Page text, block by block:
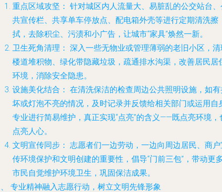
重点区域攻坚： 针对城区内人流量大、易脏乱的公交站台
共宣传栏、共享单车停放点、配电箱外壳等进行定期清洗擦
拭，去除积尘、污渍和小广告，让城市“家具”焕然一新。
卫生死角清理： 深入一些无物业或管理薄弱的老旧小区，
楼道堆积物、绿化带隐藏垃圾，疏通排水沟渠，改善居民居
环境，消除安全隐患。
设施美化结合： 在清洗保洁的检查周边公共照明设施，如
坏或灯泡不亮的情况，及时记录并反馈给相关部门或运用自
专业进行简易维护，真正实现“点亮”的含义——既点亮环境，
点亮人心。
文明宣传同步： 志愿者们一边劳动，一边向周边居民、商
传环境保护和文明创建的重要性，倡导“门前三包”，带动更
市民自觉维护环境卫生，巩固保洁成果。
专业精神融入志愿行动，树立文明先锋形象